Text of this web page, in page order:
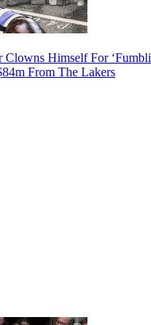
Clowns Himself For
From The Lakers